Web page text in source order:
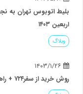
بلیط اتوبوس تهران به
اربعین ۱۴۰۳
وبلاگ
روش خرید از سفر۷۲۴ + راهنمای خرید بلیط